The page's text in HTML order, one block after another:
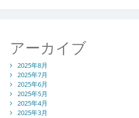
アーカイブ
2025年8月
2025年7月
2025年6月
2025年5月
2025年4月
2025年3月